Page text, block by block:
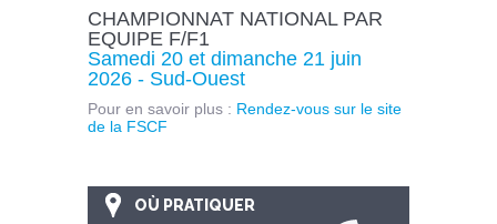
CHAMPIONNAT NATIONAL PAR
EQUIPE F/F1
Samedi 20 et dimanche 21 juin
2026 - Sud-Ouest
Pour en savoir plus : Rendez-vous sur le site
de la FSCF
OÙ PRATIQUER